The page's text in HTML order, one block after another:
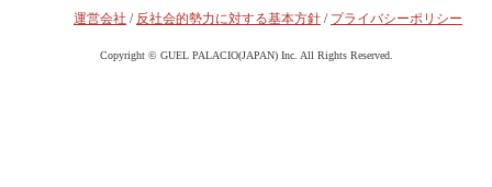
運営会社 / 反社会的勢力に対する基本方針 / プライバシーポリシー
Copyright © GUEL PALACIO(JAPAN) Inc. All Rights Reserved.